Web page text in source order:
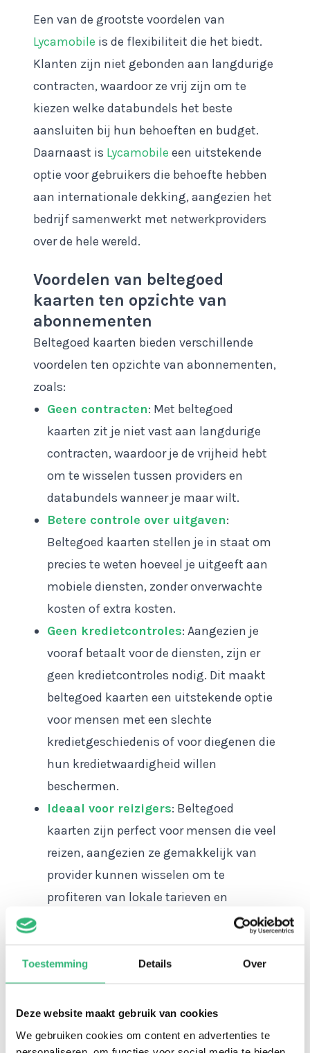
Toestemming Details Over
Deze website maakt gebruik van cookies
We gebruiken cookies om content en advertenties te
Een van de grootste voordelen van
Lycamobile is de flexibiliteit die het biedt.
Klanten zijn niet gebonden aan langdurige
contracten, waardoor ze vrij zijn om te
kiezen welke databundels het beste
aansluiten bij hun behoeften en budget.
Daarnaast is Lycamobile een uitstekende
optie voor gebruikers die behoefte hebben
aan internationale dekking, aangezien het
bedrijf samenwerkt met netwerkproviders
over de hele wereld.
Voordelen van beltegoed
kaarten ten opzichte van
abonnementen
Beltegoed kaarten bieden verschillende
voordelen ten opzichte van abonnementen,
zoals:
Geen contracten: Met beltegoed
kaarten zit je niet vast aan langdurige
contracten, waardoor je de vrijheid hebt
om te wisselen tussen providers en
databundels wanneer je maar wilt.
Betere controle over uitgaven:
Beltegoed kaarten stellen je in staat om
precies te weten hoeveel je uitgeeft aan
mobiele diensten, zonder onverwachte
kosten of extra kosten.
Geen kredietcontroles: Aangezien je
vooraf betaalt voor de diensten, zijn er
geen kredietcontroles nodig. Dit maakt
beltegoed kaarten een uitstekende optie
voor mensen met een slechte
kredietgeschiedenis of voor diegenen die
hun kredietwaardigheid willen
beschermen.
Ideaal voor reizigers: Beltegoed
kaarten zijn perfect voor mensen die veel
reizen, aangezien ze gemakkelijk van
provider kunnen wisselen om te
profiteren van lokale tarieven en
beschikbaar op Ikwiltegoed
Ikwiltegoed is een online platform waar je
de beschikbareLycamobile databundels op